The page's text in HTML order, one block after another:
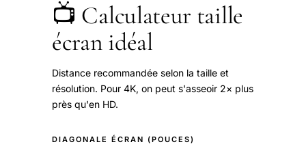
📺 Calculateur taille
écran idéal
Distance recommandée selon la taille et
résolution. Pour 4K, on peut s'asseoir 2× plus
près qu'en HD.
DIAGONALE ÉCRAN (POUCES)